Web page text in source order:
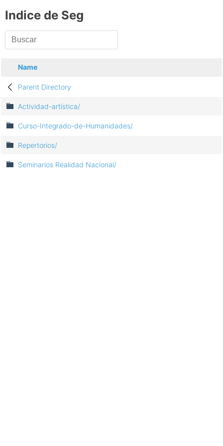
Indice de Seg
Name
Parent Directory
Actividad-artística/
Curso-Integrado-de-Humanidades/
Repertorios/
Seminarios Realidad Nacional/